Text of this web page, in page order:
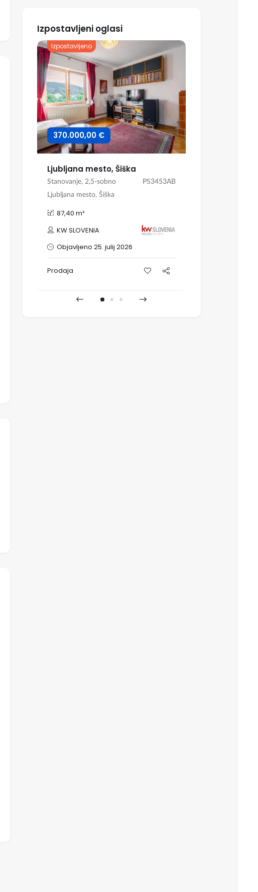
Izpostavljeni oglasi
Izpostavljeno
370.000,00 €
Ljubljana mesto, Šiška
Stanovanje, 2,5-sobno
PS3453AB
Ljubljana mesto, Šiška
87,40 m²
KW SLOVENIA
Objavljeno 25. julij 2026
Prodaja